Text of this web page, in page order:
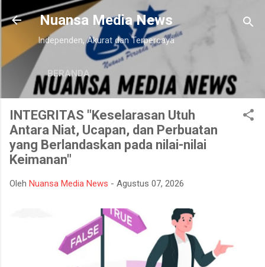
Langsung ke konten utama
Nuansa Media News
Independen, Akurat dan Terpercaya
BERANDA
INTEGRITAS "Keselarasan Utuh
Antara Niat, Ucapan, dan Perbuatan
yang Berlandaskan pada nilai-nilai
Keimanan"
Oleh Nuansa Media News - Agustus 07, 2026